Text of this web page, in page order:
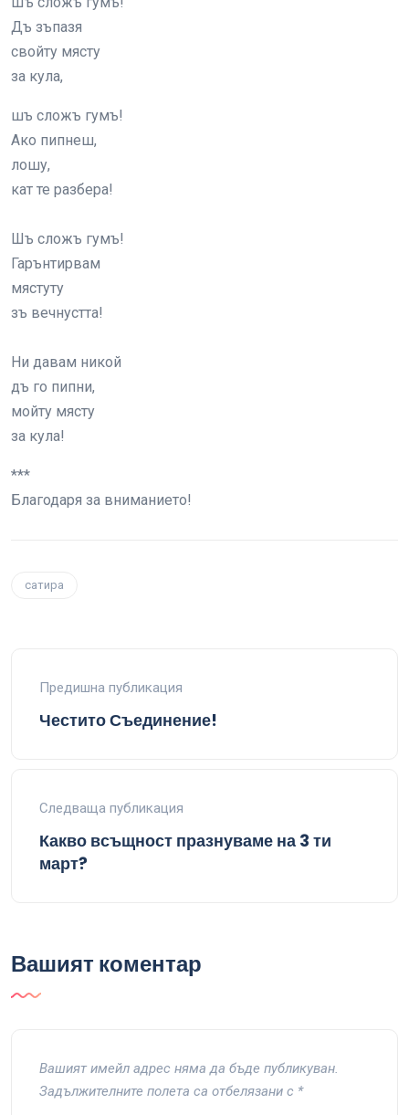
Дъ зъпазя
свойту мясту
за кула,
шъ сложъ гумъ!
Ако пипнеш,
лошу,
кат те разбера!
Шъ сложъ гумъ!
Гарънтирвам
мястуту
зъ вечнустта!
Ни давам никой
дъ го пипни,
мойту мясту
за кула!
***
Благодаря за вниманието!
сатира
Предишна публикация
Честито Съединение!
Следваща публикация
Какво всъщност празнуваме на 3 ти
март?
Вашият коментар
Вашият имейл адрес няма да бъде публикуван.
Задължителните полета са отбелязани с *